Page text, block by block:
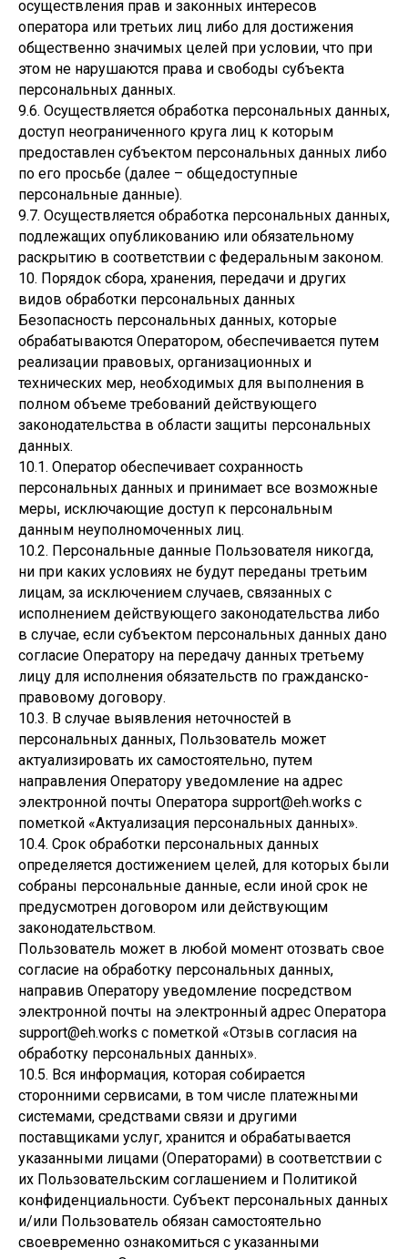
осуществления прав и законных интересов
оператора или третьих лиц либо для достижения
общественно значимых целей при условии, что при
этом не нарушаются права и свободы субъекта
персональных данных.
9.6. Осуществляется обработка персональных данных,
доступ неограниченного круга лиц к которым
предоставлен субъектом персональных данных либо
по его просьбе (далее – общедоступные
персональные данные).
9.7. Осуществляется обработка персональных данных,
подлежащих опубликованию или обязательному
раскрытию в соответствии с федеральным законом.
10. Порядок сбора, хранения, передачи и других
видов обработки персональных данных
Безопасность персональных данных, которые
обрабатываются Оператором, обеспечивается путем
реализации правовых, организационных и
технических мер, необходимых для выполнения в
полном объеме требований действующего
законодательства в области защиты персональных
данных.
10.1. Оператор обеспечивает сохранность
персональных данных и принимает все возможные
меры, исключающие доступ к персональным
данным неуполномоченных лиц.
10.2. Персональные данные Пользователя никогда,
ни при каких условиях не будут переданы третьим
лицам, за исключением случаев, связанных с
исполнением действующего законодательства либо
в случае, если субъектом персональных данных дано
согласие Оператору на передачу данных третьему
лицу для исполнения обязательств по гражданско-
правовому договору.
10.3. В случае выявления неточностей в
персональных данных, Пользователь может
актуализировать их самостоятельно, путем
направления Оператору уведомление на адрес
электронной почты Оператора support@eh.works с
пометкой «Актуализация персональных данных».
10.4. Срок обработки персональных данных
определяется достижением целей, для которых были
собраны персональные данные, если иной срок не
предусмотрен договором или действующим
законодательством.
Пользователь может в любой момент отозвать свое
согласие на обработку персональных данных,
направив Оператору уведомление посредством
электронной почты на электронный адрес Оператора
support@eh.works с пометкой «Отзыв согласия на
обработку персональных данных».
10.5. Вся информация, которая собирается
сторонними сервисами, в том числе платежными
системами, средствами связи и другими
поставщиками услуг, хранится и обрабатывается
указанными лицами (Операторами) в соответствии с
их Пользовательским соглашением и Политикой
конфиденциальности. Субъект персональных данных
и/или Пользователь обязан самостоятельно
своевременно ознакомиться с указанными